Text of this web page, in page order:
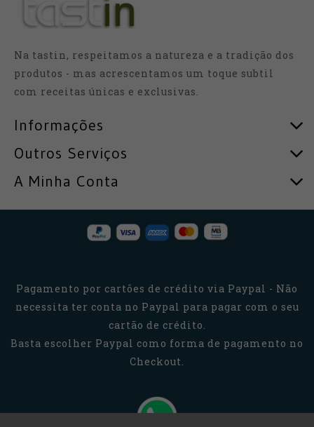
Na tastin, respeitamos a natureza e a tradição dos
produtos - mas acrescentamos um toque subtil
com receitas únicas e exclusivas.
Informações
Outros Serviços
A Minha Conta
Pagamento por cartões de crédito via Paypal - Não
necessita ter conta no Paypal para pagar com o seu
cartão de crédito.
Basta escolher Paypal como forma de pagamento no
Checkout.